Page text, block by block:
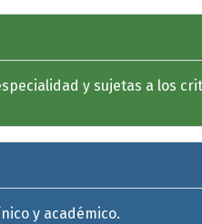
y sujetas a los
y académico.